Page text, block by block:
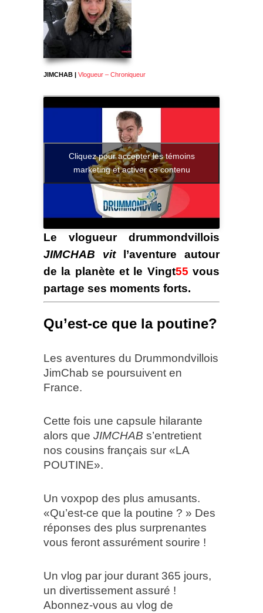
JIMCHAB | Vlogueur – Chroniqueur
Cliquez pour accepter les témoins
marketing et activer ce contenu
Le vlogueur drummondvillois
JIMCHAB vitl’aventure autour
de la planète et le Vingt55 vous
partage ses moments forts.
Qu’est-ce que la poutine?
Les aventures du Drummondvillois
JimChab se poursuivent en
France.
Cette fois une capsule hilarante
alors que JIMCHAB s’entretient
nos cousins français sur «LA
POUTINE».
Un voxpop des plus amusants.
«Qu’est-ce que la poutine ? » Des
réponses des plus surprenantes
vous feront assurément sourire !
Un vlog par jour durant 365 jours,
un divertissement assuré !
Abonnez-vous au vlog de